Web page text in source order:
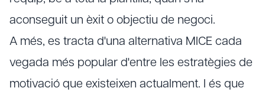
aconseguit un èxit o objectiu de negoci.
A més, es tracta d'una alternativa MICE cada
vegada més popular d'entre les estratègies de
motivació que existeixen actualment. I és que